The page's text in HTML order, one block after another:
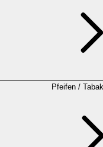
Pfeifen /